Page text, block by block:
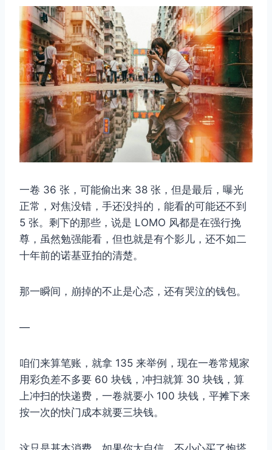
一卷 36 张，可能偷出来 38 张，但是最后，曝光
正常，对焦没错，手还没抖的，能看的可能还不到
5 张。剩下的那些，说是 LOMO 风都是在强行挽
尊，虽然勉强能看，但也就是有个影儿，还不如二
十年前的诺基亚拍的清楚。
那一瞬间，崩掉的不止是心态，还有哭泣的钱包。
—
咱们来算笔账，就拿 135 来举例，现在一卷常规家
用彩负差不多要 60 块钱，冲扫就算 30 块钱，算
上冲扫的快递费，一卷就要小 100 块钱，平摊下来
按一次的快门成本就要三块钱。